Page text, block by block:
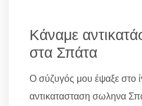
Κάναμε
στα Σπάτα
Ο σύζυγός μου έψαξε στο
αντικατασταση σωληνα